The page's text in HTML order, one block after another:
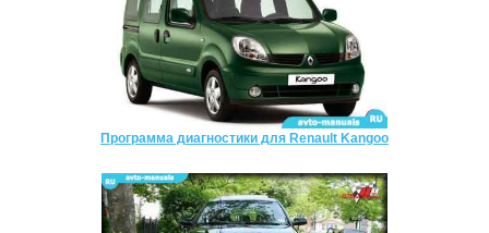
Программа диагностики для Renault Kangoo